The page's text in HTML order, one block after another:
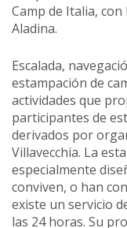
Camp de Italia,
Aladina.
Escalada,
estampación de
actividades que
participantes de
derivados por
Villavecchia. La
especialmente
conviven, o han
existe un servicio
las 24 horas. Su